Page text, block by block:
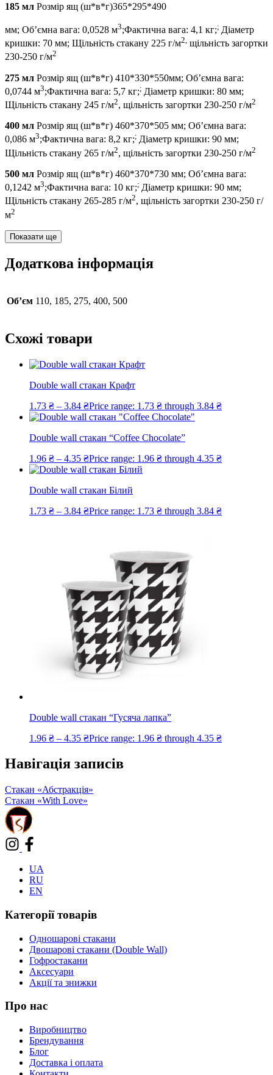
185 мл Розмір ящ (ш*в*г)365*295*490
мм; Об’ємна вага: 0,0528 м3;Фактична вага: 4,1 кг;; Діаметр
кришки: 70 мм; Щільність стакану 225 г/м2, щільність загортки
230-250 г/м2
275 мл Розмір ящ (ш*в*г) 410*330*550мм; Об’ємна вага:
0,0744 м3;Фактична вага: 5,7 кг;; Діаметр кришки: 80 мм;
Щільність стакану 245 г/м2, щільність загортки 230-250 г/м2
400 мл Розмір ящ (ш*в*г) 460*370*505 мм; Об’ємна вага:
0,086 м3;Фактична вага: 8,2 кг;; Діаметр кришки: 90 мм;
Щільність стакану 265 г/м2, щільність загортки 230-250 г/м2
500 мл Розмір ящ (ш*в*г) 460*370*730 мм; Об’ємна вага:
0,1242 м3;Фактична вага: 10 кг;; Діаметр кришки: 90 мм;
Щільність стакану 265-285 г/м2, щільність загортки 230-250 г/
м2
Показати ще
Додаткова інформація
Об’єм 110, 185, 275, 400, 500
Схожі товари
Double wall стакан Крафт
1.73 ₴ – 3.84 ₴Price range: 1.73 ₴ through 3.84 ₴
Double wall стакан “Coffee Chocolate”
1.96 ₴ – 4.35 ₴Price range: 1.96 ₴ through 4.35 ₴
Double wall стакан Білий
1.73 ₴ – 3.84 ₴Price range: 1.73 ₴ through 3.84 ₴
Double wall стакан “Гусяча лапка”
1.96 ₴ – 4.35 ₴Price range: 1.96 ₴ through 4.35 ₴
Навігація записів
Стакан «Абстракція»
Стакан «With Love»
UA
RU
EN
Категорії товарів
Одношарові стакани
Двошарові стакани (Double Wall)
Гофростакани
Аксесуари
Акції та знижки
Про нас
Виробництво
Брендування
Блог
Доставка і оплата